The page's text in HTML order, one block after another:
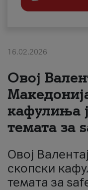
Плати сметка
#ПодобарОнлајн
16.02.2026
Овој
кафулиња
темата за
Овој
скопски
темата за